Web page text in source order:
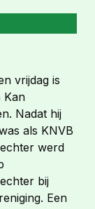
vrijdag is
Kan
Nadat hij
als KNVB
werd
bij
Een